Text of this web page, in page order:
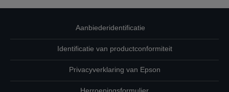
Aanbiederidentificatie
Identificatie van productconformiteit
Privacyverklaring van Epson